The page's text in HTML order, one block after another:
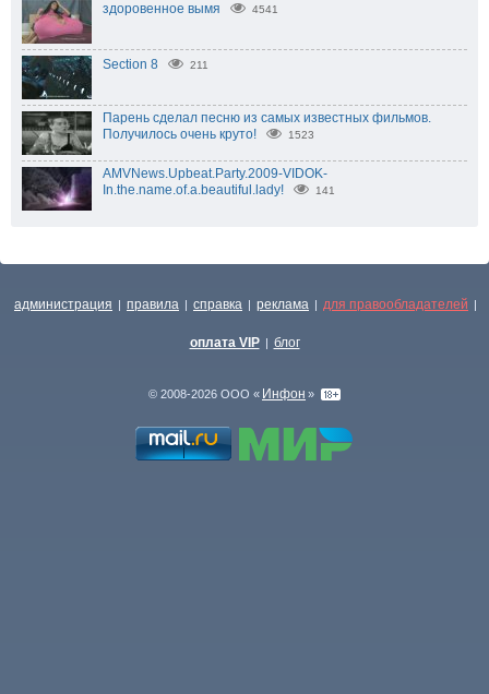
здоровенное вымя 4541
Section 8 211
Парень сделал песню из самых известных фильмов.
Получилось очень круто!
1523
AMVNews.Upbeat.Party.2009-VIDOK-
In.the.name.of.a.beautiful.lady!
141
администрация | правила | справка | реклама | для правообладателей |
оплата VIP | блог
© 2008-2026 ООО « Инфон »